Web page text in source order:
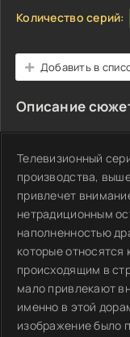
Количество серий:
Добавить в
Описание
Телевизионный
производства,
привлечет
нетрадиционным
наполненностью
которые
происходящим в
мало привлекают
именно в этой
изображение было